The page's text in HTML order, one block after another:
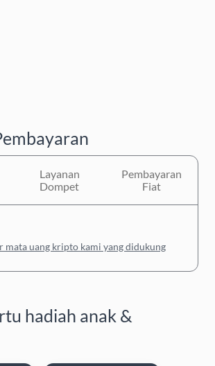
Layanan
Dompet
Pembayaran
Fiat
mata uang kripto kami yang didukung
hadiah anak &